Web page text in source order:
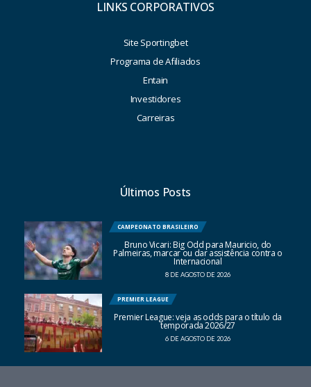
LINKS CORPORATIVOS
Site Sportingbet
Programa de Afiliados
Entain
Investidores
Carreiras
Últimos Posts
CAMPEONATO BRASILEIRO
Bruno Vicari: Big Odd para Mauricio, do
Palmeiras, marcar ou dar assistência contra o
Internacional
8 DE AGOSTO DE 2026
PREMIER LEAGUE
Premier League: veja as odds para o título da
temporada 2026/27
6 DE AGOSTO DE 2026